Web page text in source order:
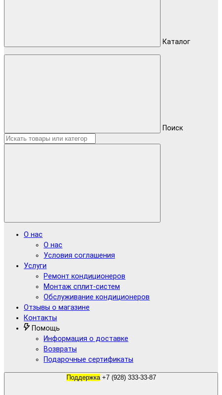
Каталог
Поиск
О нас
О нас
Условия соглашения
Услуги
Ремонт кондиционеров
Монтаж сплит-систем
Обслуживание кондиционеров
Отзывы о магазине
Контакты
Помощь
Информация о доставке
Возвраты
Подарочные сертификаты
Поддержка +7 (928) 333-33-87